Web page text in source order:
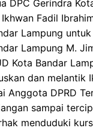
DPC Gerindra
Fadil
Lampung
Lampung M.
Kota Bandar
dan melantik
Anggota DPRD
sampai
menduduki